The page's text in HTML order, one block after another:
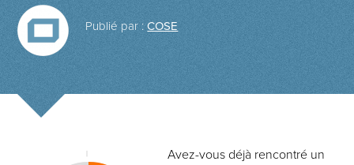
Publié par :COSE
Avez-vous déjà rencontré un